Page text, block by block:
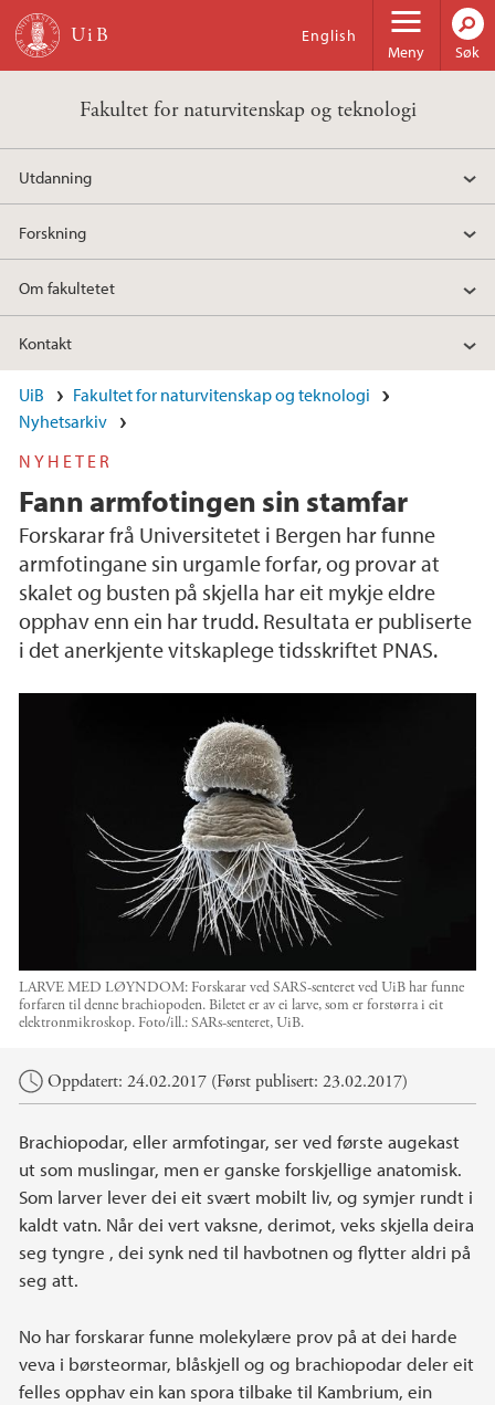
Hopp til hovedinnhold
Meny
English
Søk
Fakultet for naturvitenskap og teknologi
Utdanning
Forskning
Om fakultetet
Kontakt
UiB
Fakultet for naturvitenskap og teknologi
Nyhetsarkiv
NYHETER
Fann armfotingen sin stamfar
Forskarar frå Universitetet i Bergen har funne
armfotingane sin urgamle forfar, og provar at
skalet og busten på skjella har eit mykje eldre
opphav enn ein har trudd. Resultata er publiserte
i det anerkjente vitskaplege tidsskriftet PNAS.
LARVE MED LØYNDOM: Forskarar ved SARS-senteret ved UiB har funne
forfaren til denne brachiopoden. Biletet er av ei larve, som er forstørra i eit
elektronmikroskop. Foto/ill.:SARs-senteret, UiB.
Hovedinnhold
Oppdatert: 24.02.2017 (Først publisert: 23.02.2017)
Brachiopodar, eller armfotingar, ser ved første augekast
ut som muslingar, men er ganske forskjellige anatomisk.
Som larver lever dei eit svært mobilt liv, og symjer rundt i
kaldt vatn. Når dei vert vaksne, derimot, veks skjella deira
seg tyngre , dei synk ned til havbotnen og flytter aldri på
seg att.
No har forskarar funne molekylære prov på at dei harde
veva i børsteormar, blåskjell og og brachiopodar deler eit
felles opphav ein kan spora tilbake til Kambrium, ein